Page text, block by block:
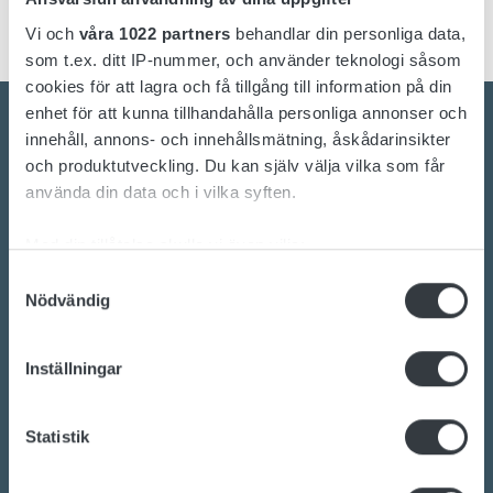
Vi och våra 1022 partners behandlar din personliga data,
som t.ex. ditt IP-nummer, och använder teknologi såsom
cookies för att lagra och få tillgång till information på din
enhet för att kunna tillhandahålla personliga annonser och
innehåll, annons- och innehållsmätning, åskådarinsikter
och produktutveckling. Du kan själv välja vilka som får
använda din data och i vilka syften.
Med din tillåtelse skulle vi även vilja:
som kan ha en noggrannhet på upp till flera meter
Ta reda på mer om hur dina personliga uppgifter
Du kan ändra eller dra tillbaka ditt samtycke när som
Nödvändig
Inställningar
Statistik
Kontakta oss idag
Vårt engagerade team av experter är redo att